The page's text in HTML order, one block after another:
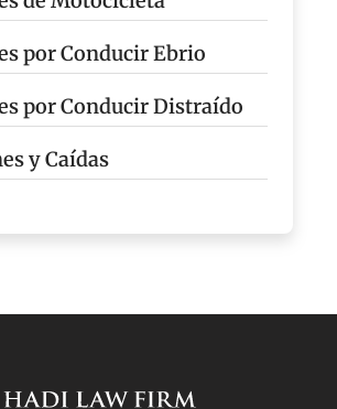
por Conducir Ebrio
por Conducir Distraído
y Caídas